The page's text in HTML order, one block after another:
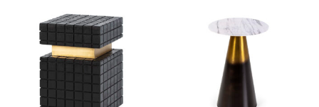
era:
218€.
150€.